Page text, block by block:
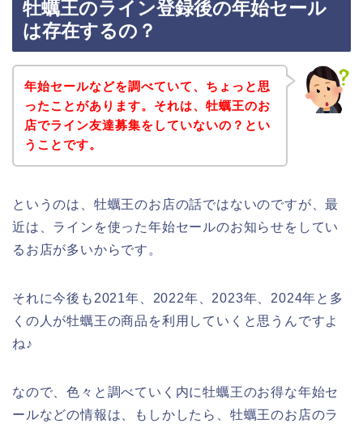
牡蠣王のライン登録後の年始セール
は存在するの？
年始セールなどを調べていて、ちょっと思
ったことがあります。それは、牡蠣王のお
店でライン友達募集をしていないの？とい
うことです。
というのは、牡蠣王のお店の話ではないのですが、最
近は、ラインを使った年始セールのお知らせをしてい
るお店が多いからです。
それに今後も2021年、2022年、2023年、2024年と多
くの人が牡蠣王の商品を利用していくと思うんですよ
ね♪
なので、色々と調べていく内に牡蠣王のお得な年始セ
ールなどの情報は、もしかしたら、牡蠣王のお店のラ